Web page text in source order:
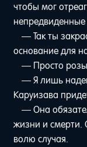
чтобы мог
непредвиденные
— Так ты
основание для
— Просто
— Я лишь
Каруизава
— Она
жизни и смерти.
волю случая.